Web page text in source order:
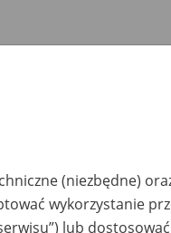
do siebie:
Szkolenia
(niezbędne)
wykorzystanie
lub